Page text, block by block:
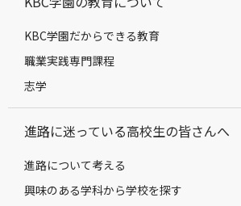
KBC学園だからできる教育
職業実践専門課程
志学
進路に迷っている高校生の皆さんへ
進路について考える
興味のある学科から学校を探す